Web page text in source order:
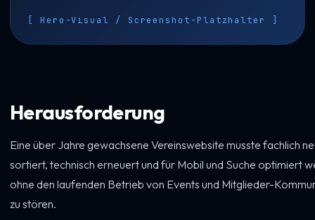
[ Hero-Visual / Screenshot-Platzhalter ]
Herausforderung
Eine über Jahre gewachsene Vereinswebsite musste fachlich
sortiert, technisch erneuert und für Mobil und Suche optimiert
ohne den laufenden Betrieb von Events und Mitglieder-
zu stören.